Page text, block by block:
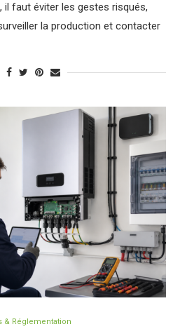
il faut éviter les gestes risqués,
la production et contacter
& Réglementation